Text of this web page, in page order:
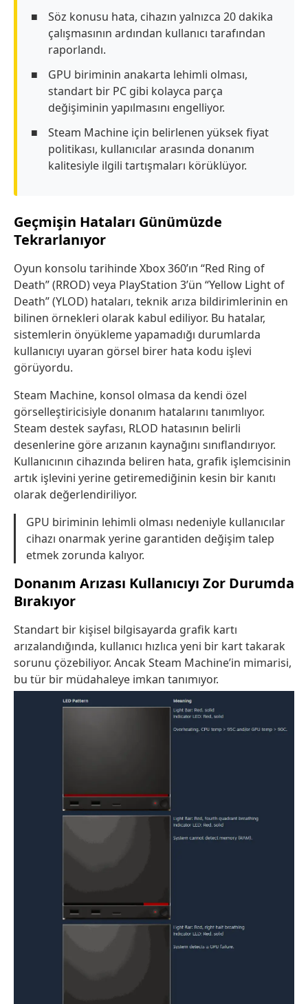
Söz konusu hata, cihazın yalnızca 20 dakika
çalışmasının ardından kullanıcı tarafından
raporlandı.
GPU biriminin anakarta lehimli olması,
standart bir PC gibi kolayca parça
değişiminin yapılmasını engelliyor.
Steam Machine için belirlenen yüksek fiyat
politikası, kullanıcılar arasında donanım
kalitesiyle ilgili tartışmaları körüklüyor.
Geçmişin Hataları Günümüzde
Tekrarlanıyor
Oyun konsolu tarihinde Xbox 360’ın “Red Ring of
Death” (RROD) veya PlayStation 3’ün “Yellow Light of
Death” (YLOD) hataları, teknik arıza bildirimlerinin en
bilinen örnekleri olarak kabul ediliyor. Bu hatalar,
sistemlerin önyükleme yapamadığı durumlarda
kullanıcıyı uyaran görsel birer hata kodu işlevi
görüyordu.
Steam Machine, konsol olmasa da kendi özel
görselleştiricisiyle donanım hatalarını tanımlıyor.
Steam destek sayfası, RLOD hatasının belirli
desenlerine göre arızanın kaynağını sınıflandırıyor.
Kullanıcının cihazında beliren hata, grafik işlemcisinin
artık işlevini yerine getiremediğinin kesin bir kanıtı
olarak değerlendiriliyor.
GPU biriminin lehimli olması nedeniyle kullanıcılar
cihazı onarmak yerine garantiden değişim talep
etmek zorunda kalıyor.
Donanım Arızası Kullanıcıyı Zor Durumda
Bırakıyor
Standart bir kişisel bilgisayarda grafik kartı
arızalandığında, kullanıcı hızlıca yeni bir kart takarak
sorunu çözebiliyor. Ancak Steam Machine’in mimarisi,
bu tür bir müdahaleye imkan tanımıyor.